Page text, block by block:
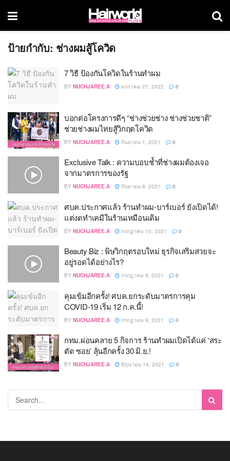
ป้ายกำกับ: ช่างผมสู้โควิด
7 วิธี ป้องกันโควิดในร้านทำผม
BY NUCHJAREE.A มกราคม 27, 2022 0
บอกต่อโครงการดีๆ “ช่างช่วยช่าง ช่างช่วยชาติ”
ช่วยช่างผมไทยสู้วิกฤตโควิด
BY NUCHJAREE.A กันยายน 1, 2021 0
Exclusive Talk : ความบอบช้ำที่ช่างผมต้องเจอ
จากมาตรการของรัฐ
BY NUCHJAREE.A กันยายน 8, 2021 0
ศบค.ประกาศแล้ว ร้านทำผม-บาร์เบอร์ ยังเปิดได้!
แต่งดทำเคมีในร้านเหมือนเดิม
BY NUCHJAREE.A กรกฎาคม 10, 2021 0
Beauty Biz : พิษวิกฤตรอบใหม่ ธุรกิจเสริมสวยจะ
อยู่รอดได้อย่างไร?
BY NUCHJAREE.A กรกฎาคม 9, 2021 0
คุมเข้มอีกครั้ง! ศบค.ยกระดับมาตรการคุม
COVID-19 เริ่ม 12 ก.ค.นี้!
BY NUCHJAREE.A กรกฎาคม 9, 2021 0
กทม.ผ่อนคลาย 5 กิจการ ร้านทำผมเปิดได้แค่ ‘สระ
ตัด ซอย’ ลุ้นอีกครั้ง 30 มิ.ย.!
BY NUCHJAREE.A มิถุนายน 14, 2021 0